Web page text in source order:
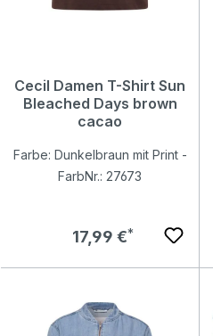
Cecil Damen T-Shirt Sun
Bleached Days brown
cacao
Farbe: Dunkelbraun mit Print -
FarbNr.: 27673
Regulärer Preis:
17,99 €